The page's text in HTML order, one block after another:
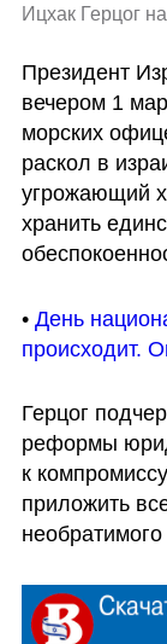
Ицхак Герцог
Президент
вечером 1
морских
раскол в
угрожающий
хранить
• День
происходит.
Герцог
реформы
к
приложить
необратимого